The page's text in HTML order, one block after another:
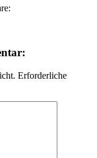
Erforderliche